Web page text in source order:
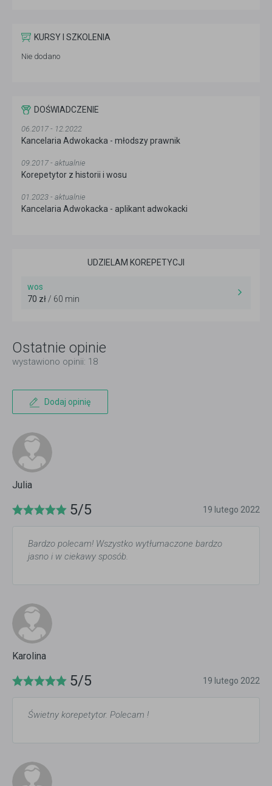
KURSY I SZKOLENIA
Nie dodano
DOŚWIADCZENIE
06.2017 - 12.2022
Kancelaria Adwokacka - młodszy prawnik
09.2017 - aktualnie
Korepetytor z historii i wosu
01.2023 - aktualnie
Kancelaria Adwokacka - aplikant adwokacki
UDZIELAM KOREPETYCJI
wos
70 zł / 60 min
Ostatnie opinie
wystawiono opinii: 18
Dodaj opinię
Julia
5/5 19 lutego 2022
Bardzo polecam! Wszystko wytłumaczone bardzo
jasno i w ciekawy sposób.
Karolina
5/5 19 lutego 2022
Świetny korepetytor. Polecam !